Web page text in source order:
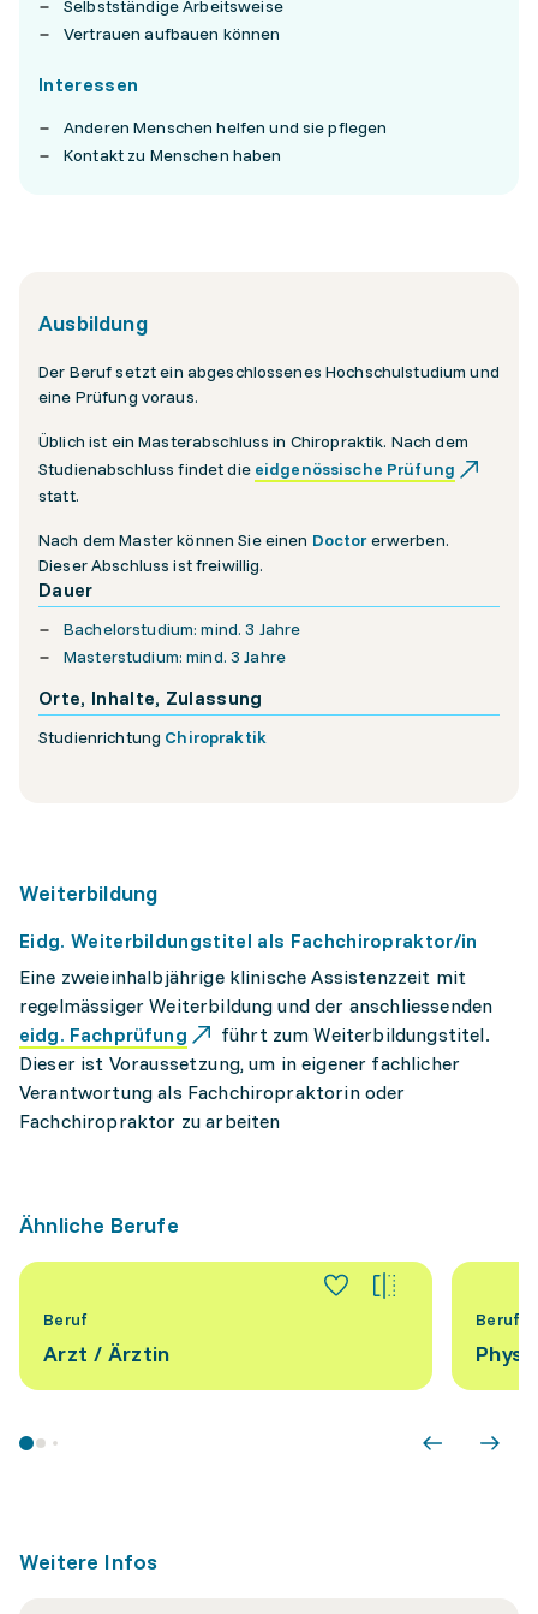
Selbstständige Arbeitsweise
Vertrauen aufbauen können
Interessen
Anderen Menschen helfen und sie pflegen
Kontakt zu Menschen haben
Ausbildung
Der Beruf setzt ein abgeschlossenes Hochschulstudium und
eine Prüfung voraus.
Üblich ist ein Masterabschluss in Chiropraktik. Nach dem
Studienabschluss findet die eidgenössische Prüfung
statt.
Nach dem Master können Sie einen Doctorerwerben.
Dieser Abschluss ist freiwillig.
Dauer
Bachelorstudium: mind. 3 Jahre
Masterstudium: mind. 3 Jahre
Orte, Inhalte, Zulassung
Studienrichtung Chiropraktik
Weiterbildung
Eidg. Weiterbildungstitel als Fachchiropraktor/in
Eine zweieinhalbjährige klinische Assistenzzeit mit
regelmässiger Weiterbildung und der anschliessenden
eidg. Fachprüfung
führt zum Weiterbildungstitel.
Dieser ist Voraussetzung, um in eigener fachlicher
Verantwortung als Fachchiropraktorin oder
Fachchiropraktor zu arbeiten
Ähnliche Berufe
Beruf
Arzt / Ärztin
Beruf
Weitere Infos